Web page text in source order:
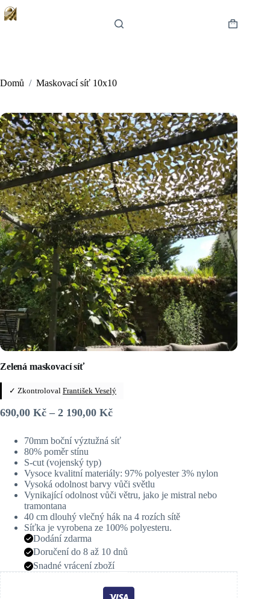
Skip
to
Shopping
Domů / Maskovací síť 10x10
Zelená maskovací síť
✓ Zkontroloval František Veselý
690,00 Kč – 2 190,00 KčRozpětí
690,00 Kč
70mm boční výztužná síť
80% poměr stínu
S-cut (vojenský typ)
Vysoce kvalitní materiály: 97% polyester 3% nylon
Vysoká odolnost barvy vůči světlu
Vynikající odolnost vůči větru, jako je mistral nebo
tramontana
40 cm dlouhý vlečný hák na 4 rozích sítě
Síťka je vyrobena ze 100% polyesteru.
Dodání zdarma
Doručení do 8 až 10 dnů
Snadné vrácení zboží